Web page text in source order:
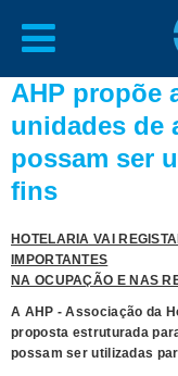
AHP propõe
unidades de
possam ser
fins
HOTELARIA VAI
IMPORTANTES
NA OCUPAÇÃO E NAS
A AHP - Associação da
proposta estruturada
possam ser utilizadas